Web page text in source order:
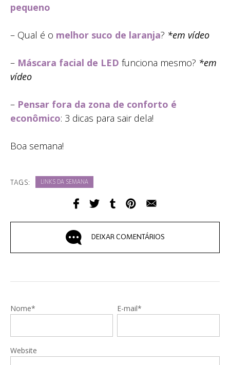
pequeno
– Qual é o melhor suco de laranja? *em vídeo
– Máscara facial de LED funciona mesmo? *em
vídeo
– Pensar fora da zona de conforto é
econômico: 3 dicas para sair dela!
Boa semana!
TAGS: LINKS DA SEMANA
DEIXAR COMENTÁRIOS
Nome* E-mail*
Website